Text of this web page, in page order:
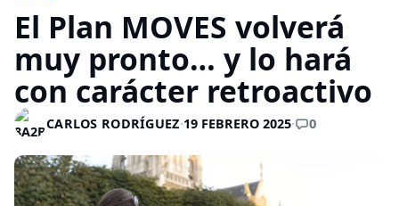
El Plan MOVES volverá
muy pronto… y lo hará
con carácter retroactivo
CARLOS RODRÍGUEZ·19 FEBRERO 2025· 0